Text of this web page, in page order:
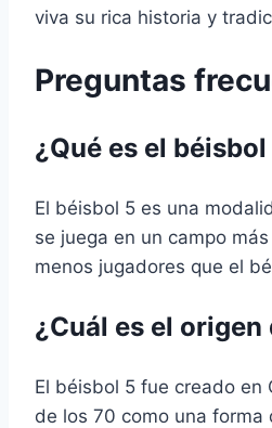
viva su rica historia y
Preguntas
¿Qué es el béisbol
El béisbol 5 es una
se juega en un campo
menos jugadores que el
¿Cuál es el
El béisbol 5 fue creado en
de los 70 como una forma